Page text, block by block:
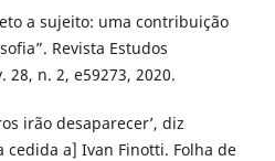
a sujeito: uma contribuição
Revista Estudos
28, n. 2, e59273, 2020.
irão desaparecer’, diz
cedida a] Ivan Finotti. Folha de